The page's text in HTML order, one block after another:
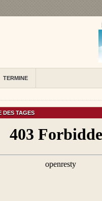
TERMINE
DES TAGES